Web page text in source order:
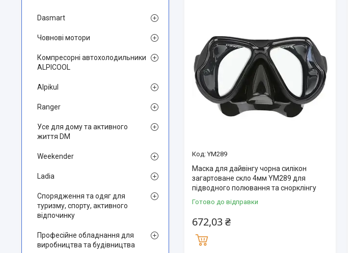
YM289
Маска для дайвінгу чорна силікон
загартоване скло 4мм YM289 для
підводного полювання та снорклінгу
Готово до відправки
672,03 ₴
Dasmart
Човнові мотори
Компресорні автохолодильники
ALPICOOL
Alpikul
Ranger
Усе для дому та активного
життя DM
Weekender
Ladia
Спорядження та одяг для
туризму, спорту, активного
відпочинку
Професійне обладнання для
виробництва та будівництва